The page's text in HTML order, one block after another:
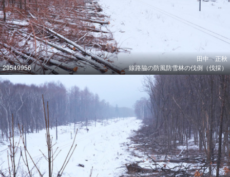
29549956
田中 正秋
線路脇の防風防雪林の伐倒（伐採）